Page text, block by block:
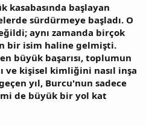
kasabasında başlayan
sürdürmeye başladı. O
aynı zamanda birçok
bir isim haline gelmişti.
büyük başarısı, toplumun
ve kişisel kimliğini nasıl inşa
yıl, Burcu'nun sadece
de büyük bir yol kat